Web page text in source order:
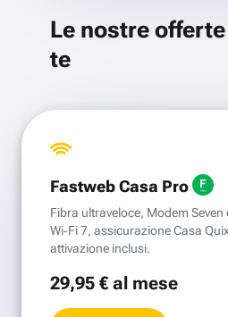
Le nostre
te
Fastweb Casa Pro
Fibra ultraveloce, Modem Seven
Wi‑Fi 7, assicurazione Casa
attivazione inclusi.
29,95 €al mese